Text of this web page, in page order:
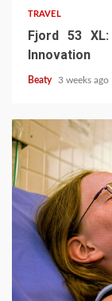
TRAVEL
Fjord 53 XL:
Innovation
Beaty 3 weeks ago